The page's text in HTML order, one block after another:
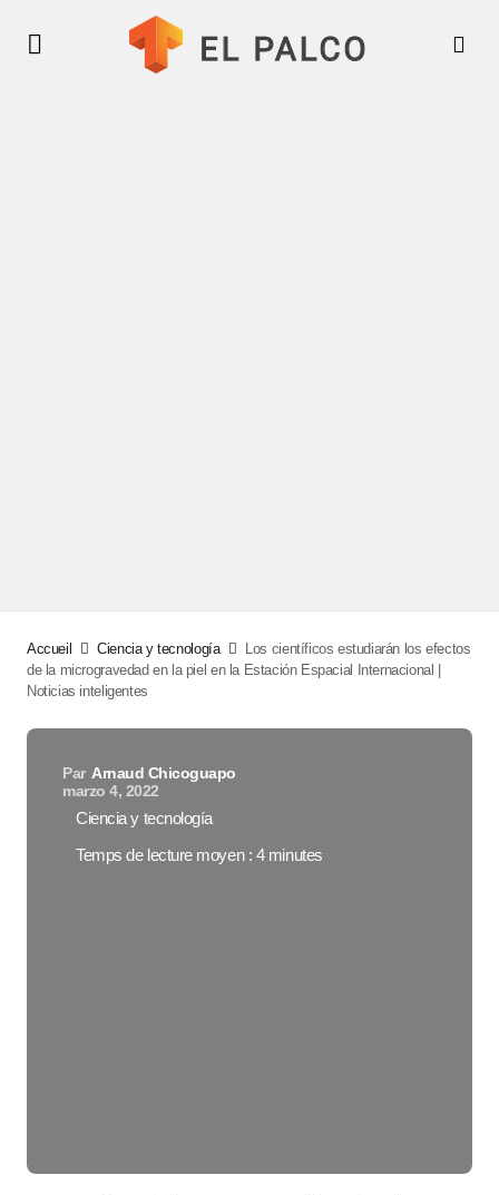
Accueil Ciencia y tecnología
Los científicos estudiarán los efectos
de la microgravedad en la piel en la Estación Espacial Internacional |
Noticias inteligentes
Par Arnaud Chicoguapo
marzo 4, 2022
Ciencia y tecnología
Temps de lecture moyen : 4 minutes